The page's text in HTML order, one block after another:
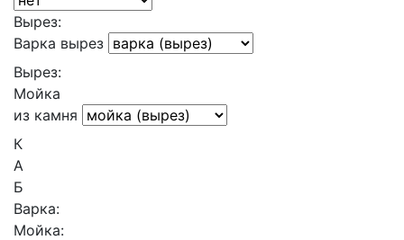
Вырез:
Варка вырез
Вырез:
Мойка
из камня
К
А
Б
Варка:
Мойка: